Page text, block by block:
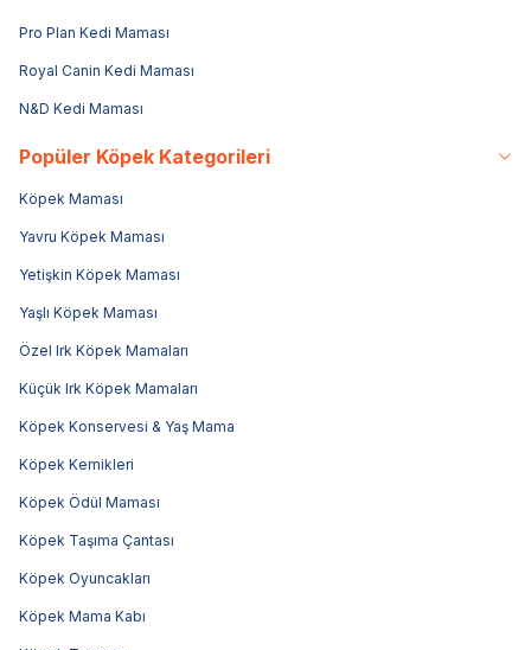
Pro Plan Kedi Maması
Royal Canin Kedi Maması
N&D Kedi Maması
Popüler Köpek Kategorileri
Köpek Maması
Yavru Köpek Maması
Yetişkin Köpek Maması
Yaşlı Köpek Maması
Özel Irk Köpek Mamaları
Küçük Irk Köpek Mamaları
Köpek Konservesi & Yaş Mama
Köpek Kemikleri
Köpek Ödül Maması
Köpek Taşıma Çantası
Köpek Oyuncakları
Köpek Mama Kabı